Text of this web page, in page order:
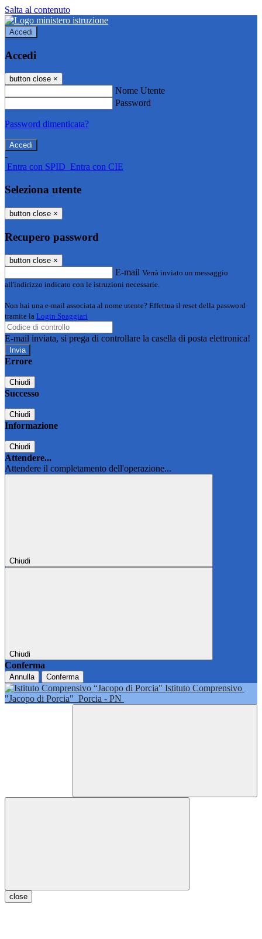
Salta al contenuto
Accedi
Accedi
button close ×
Nome Utente
Password
Password dimenticata?
-
Entra con SPID Entra con CIE
Seleziona utente
button close ×
Recupero password
button close ×
E-mail Verrà inviato un messaggio
all'indirizzo indicato con le istruzioni necessarie.
Non hai una e-mail associata al nome utente? Effettua il reset della password
tramite la Login Spaggiari
E-mail inviata, si prega di controllare la casella di posta elettronica!
Errore
Chiudi
Successo
Chiudi
Informazione
Chiudi
Attendere...
Attendere il completamento dell'operazione...
Chiudi
Chiudi
Conferma
Annulla Conferma
Istituto Comprensivo
"Jacopo di Porcia" Porcia - PN
close